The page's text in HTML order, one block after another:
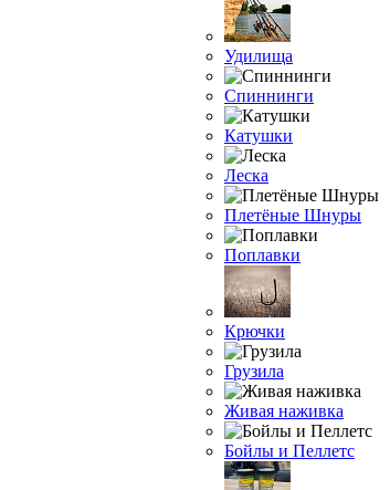
Удилища
Спиннинги
Катушки
Леска
Плетёные Шнуры
Поплавки
Крючки
Грузила
Живая наживка
Бойлы и Пеллетс